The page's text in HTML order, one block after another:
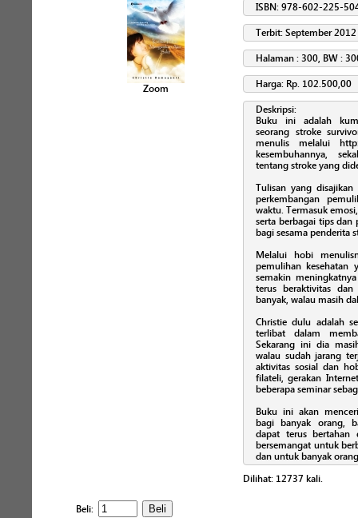
Zoom
ISBN: 978-602-225-
Terbit: September 2012
Halaman : 300, BW :
Harga: Rp. 102.500,00
Deskripsi:
Buku ini adalah
seorang stroke
menulis melalui
kesembuhannya,
tentang stroke yang
Tulisan yang disajikan
perkembangan
waktu. Termasuk
serta berbagai tips dan
bagi sesama penderita
Melalui hobi
pemulihan kesehatan
semakin
terus beraktivitas
banyak, walau masih
Christie dulu adalah
terlibat dalam
Sekarang ini dia
walau sudah jarang
aktivitas sosial dan
filateli, gerakan
beberapa seminar
Buku ini akan
bagi banyak orang,
dapat terus bertahan
bersemangat untuk
dan untuk banyak
Dilihat: 12737 kali.
Beli: